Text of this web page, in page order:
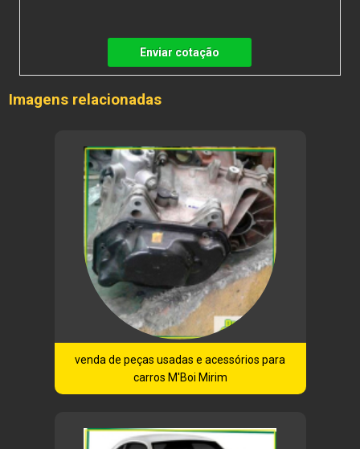
Enviar cotação
Imagens relacionadas
venda de peças usadas e acessórios para
carros M'Boi Mirim